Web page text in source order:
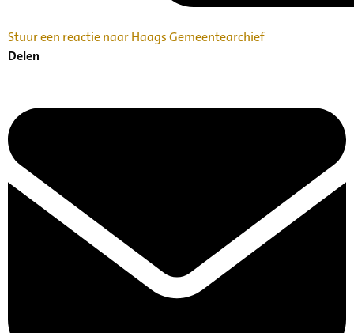
Stuur een reactie naar Haags Gemeentearchief
Delen